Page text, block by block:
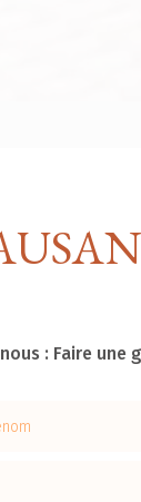
: Faire une